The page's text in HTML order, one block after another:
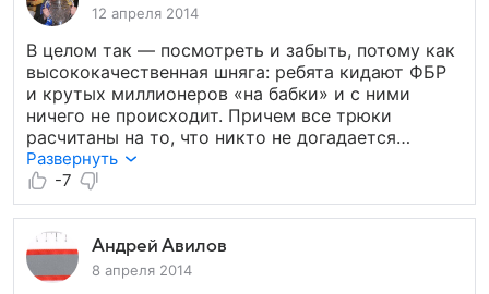
12 апреля 2014
В целом так — посмотреть и забыть, потому как
высококачественная шняга: ребята кидают ФБР
и крутых миллионеров «на бабки» и с ними
ничего не происходит. Причем все трюки
расчитаны на то, что никто не догадается
просто «поковырять пальцем в носу». В жизни
все прозаичнее. Морган Фриман понравился,
а так посредственный фильм
Развернуть
-7
Андрей Авилов
8 апреля 2014